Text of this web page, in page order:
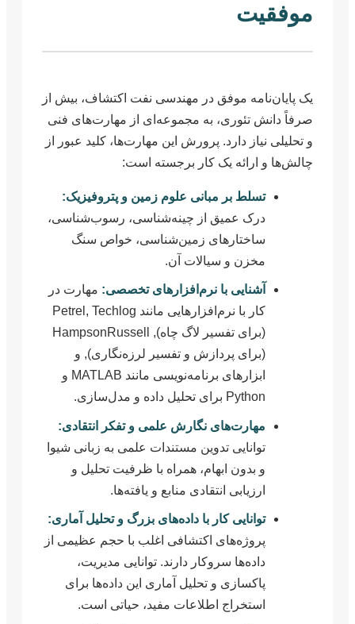
موفقیت
یک پایان‌نامه موفق در مهندسی نفت اکتشاف، بیش از
صرفاً دانش تئوری، به مجموعه‌ای از مهارت‌های فنی
و تحلیلی نیاز دارد. پرورش این مهارت‌ها، کلید عبور از
چالش‌ها و ارائه یک کار برجسته است:
تسلط بر مبانی علوم زمین و پتروفیزیک:
درک عمیق از چینه‌شناسی، رسوب‌شناسی،
ساختارهای زمین‌شناسی، خواص سنگ
مخزن و سیالات آن.
آشنایی با نرم‌افزارهای تخصصی: مهارت در
کار با نرم‌افزارهایی مانند Petrel, Techlog
(برای تفسیر لاگ چاه), HampsonRussell
(برای پردازش و تفسیر لرزه‌نگاری), و
ابزارهای برنامه‌نویسی مانند MATLAB و
Python برای تحلیل داده و مدل‌سازی.
مهارت‌های نگارش علمی و تفکر انتقادی:
توانایی تدوین مستندات علمی به زبانی شیوا
و بدون ابهام، همراه با ظرفیت تحلیل و
ارزیابی انتقادی منابع و یافته‌ها.
توانایی کار با داده‌های بزرگ و تحلیل آماری:
پروژه‌های اکتشافی اغلب با حجم عظیمی از
داده‌ها سروکار دارند. توانایی مدیریت،
پاکسازی و تحلیل آماری این داده‌ها برای
استخراج اطلاعات مفید، حیاتی است.